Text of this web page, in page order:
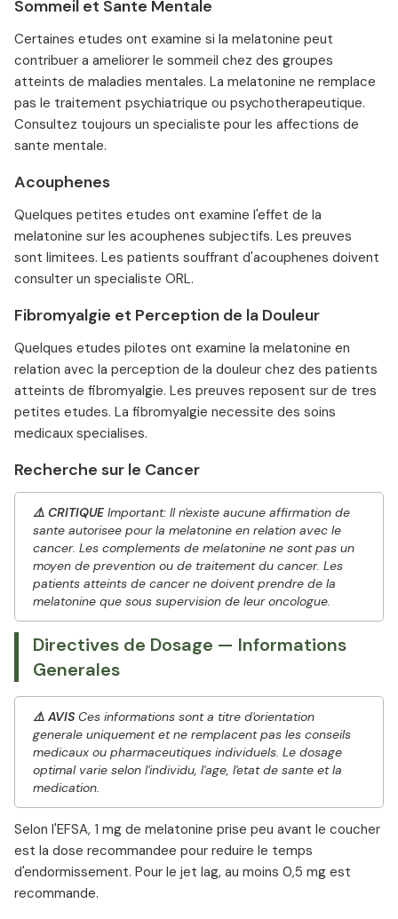
Sommeil et Sante Mentale
Certaines etudes ont examine si la melatonine peut
contribuer a ameliorer le sommeil chez des groupes
atteints de maladies mentales. La melatonine ne remplace
pas le traitement psychiatrique ou psychotherapeutique.
Consultez toujours un specialiste pour les affections de
sante mentale.
Acouphenes
Quelques petites etudes ont examine l'effet de la
melatonine sur les acouphenes subjectifs. Les preuves
sont limitees. Les patients souffrant d'acouphenes doivent
consulter un specialiste ORL.
Fibromyalgie et Perception de la Douleur
Quelques etudes pilotes ont examine la melatonine en
relation avec la perception de la douleur chez des patients
atteints de fibromyalgie. Les preuves reposent sur de tres
petites etudes. La fibromyalgie necessite des soins
medicaux specialises.
Recherche sur le Cancer
⚠️ CRITIQUE Important: Il n'existe aucune affirmation de
sante autorisee pour la melatonine en relation avec le
cancer. Les complements de melatonine ne sont pas un
moyen de prevention ou de traitement du cancer. Les
patients atteints de cancer ne doivent prendre de la
melatonine que sous supervision de leur oncologue.
Directives de Dosage — Informations
Generales
⚠️ AVIS Ces informations sont a titre d'orientation
generale uniquement et ne remplacent pas les conseils
medicaux ou pharmaceutiques individuels. Le dosage
optimal varie selon l'individu, l'age, l'etat de sante et la
medication.
Selon l'EFSA, 1 mg de melatonine prise peu avant le coucher
est la dose recommandee pour reduire le temps
d'endormissement. Pour le jet lag, au moins 0,5 mg est
recommande.